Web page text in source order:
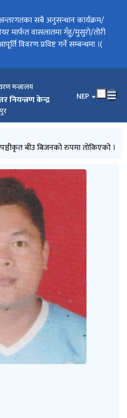
मन्त्रालय
नियन्त्रण केन्द्र भाषा चयन गर्नुहोस्
NEP
तोरी बालीको श्रोत बीउको माग
२०८३/८४) ।
सबै अनुसन्धान कार्यक्रम/
मार्फत वासलातमा गँहु/मुसुरो/तोरी
विवरण प्रविष्ट गर्ने सम्बन्धमा ।(
मापदण्ड, २०८३ को मस्यौदा
सूचना
मापदण्ड,२०८३ को मस्यौदा
बीउको वासलात तोकिएको र
आपूर्ति विवरण प्रविष्ट गर्ने म्याद थप
श्रोत बीउको माग तथा आपूर्ति
कार्यक्रमलाई सफ्टवेयर मार्फत
माग तथा आपूर्ति विवरण प्रविष्ट गर्ने
बीउ बिजनको रुपमा तोकिएको ।